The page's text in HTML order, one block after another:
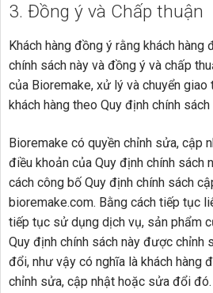
3. Đồng ý và Chấp thuận
Khách hàng đồng ý rằng khách hàng
chính sách này và đồng ý và chấp
của Bioremake, xử lý và chuyển giao
khách hàng theo Quy định chính sách
Bioremake có quyền chỉnh sửa, cập
điều khoản của Quy định chính sách
cách công bố Quy định chính sách
bioremake.com. Bằng cách tiếp tục
tiếp tục sử dụng dịch vụ, sản phẩm
Quy định chính sách này được chỉnh
đổi, như vậy có nghĩa là khách hàng
chỉnh sửa, cập nhật hoặc sửa đổi đó.